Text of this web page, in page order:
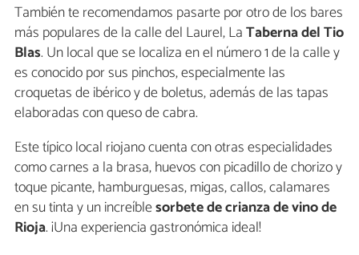
También te recomendamos pasarte por otro de los bares
más populares de la calle del Laurel, LaTaberna del Tio
Blas. Un local que se localiza en el número 1 de la calle y
es conocido por sus pinchos, especialmente las
croquetas de ibérico y de boletus, además de las tapas
elaboradas con queso de cabra.
Este típico local riojano cuenta con otras especialidades
como carnes a la brasa, huevos con picadillo de chorizo y
toque picante, hamburguesas, migas, callos, calamares
en su tinta y un increíblesorbete de crianza de vino de
Rioja. ¡Una experiencia gastronómica ideal!